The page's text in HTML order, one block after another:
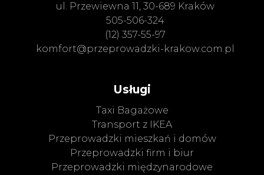
ul. Przewiewna 11, 30-689 Kraków
505-506-324
(12) 357-55-97
komfort@przeprowadzki-krakow.com.pl
Usługi
Taxi Bagażowe
Transport z IKEA
Przeprowadzki mieszkań i domów
Przeprowadzki firm i biur
Przeprowadzki międzynarodowe